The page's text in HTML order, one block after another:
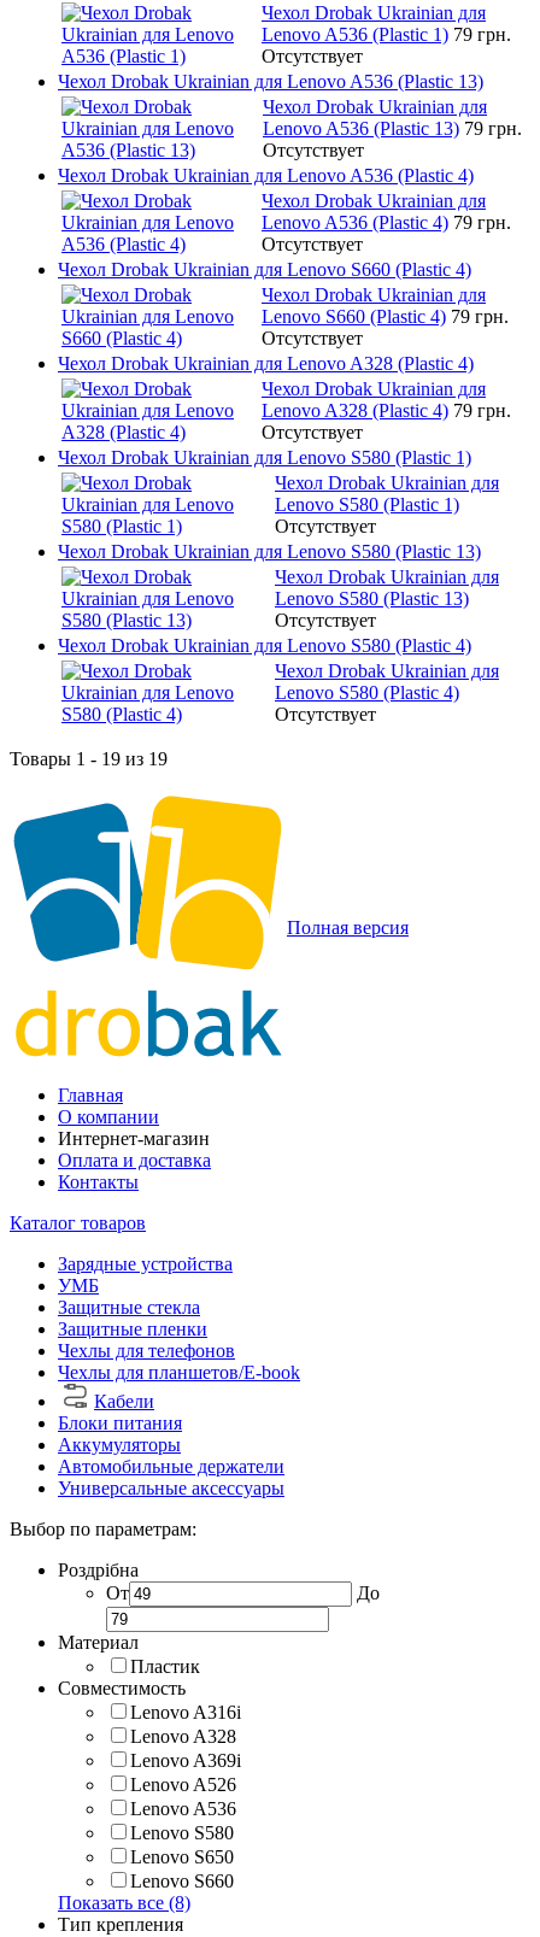
Чехол Drobak Ukrainian для
Lenovo A536 (Plastic 1) 79 грн.
Отсутствует
Чехол Drobak Ukrainian для Lenovo A536 (Plastic 13)
Чехол Drobak Ukrainian для
Lenovo A536 (Plastic 13) 79 грн.
Отсутствует
Чехол Drobak Ukrainian для Lenovo A536 (Plastic 4)
Чехол Drobak Ukrainian для
Lenovo A536 (Plastic 4) 79 грн.
Отсутствует
Чехол Drobak Ukrainian для Lenovo S660 (Plastic 4)
Чехол Drobak Ukrainian для
Lenovo S660 (Plastic 4) 79 грн.
Отсутствует
Чехол Drobak Ukrainian для Lenovo A328 (Plastic 4)
Чехол Drobak Ukrainian для
Lenovo A328 (Plastic 4) 79 грн.
Отсутствует
Чехол Drobak Ukrainian для Lenovo S580 (Plastic 1)
Чехол Drobak Ukrainian для
Lenovo S580 (Plastic 1)
Отсутствует
Чехол Drobak Ukrainian для Lenovo S580 (Plastic 13)
Чехол Drobak Ukrainian для
Lenovo S580 (Plastic 13)
Отсутствует
Чехол Drobak Ukrainian для Lenovo S580 (Plastic 4)
Чехол Drobak Ukrainian для
Lenovo S580 (Plastic 4)
Отсутствует
Товары 1 - 19 из 19
Полная версия
Главная
О компании
Интернет-магазин
Оплата и доставка
Контакты
Каталог товаров
Зарядные устройства
УМБ
Защитные стекла
Защитные пленки
Чехлы для телефонов
Чехлы для планшетов/E-book
Кабели
Блоки питания
Аккумуляторы
Автомобильные держатели
Универсальные аксессуары
Выбор по параметрам:
Роздрібна
От
До
Материал
Пластик
Совместимость
Lenovo A316i
Lenovo A328
Lenovo A369i
Lenovo A526
Lenovo A536
Lenovo S580
Lenovo S650
Lenovo S660
Показать все (8)
Тип крепления